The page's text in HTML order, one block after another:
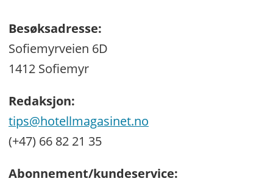
Besøksadresse:
Sofiemyrveien 6D
1412 Sofiemyr
Redaksjon:
tips@hotellmagasinet.no
(+47) 66 82 21 35
Abonnement/kundeservice: